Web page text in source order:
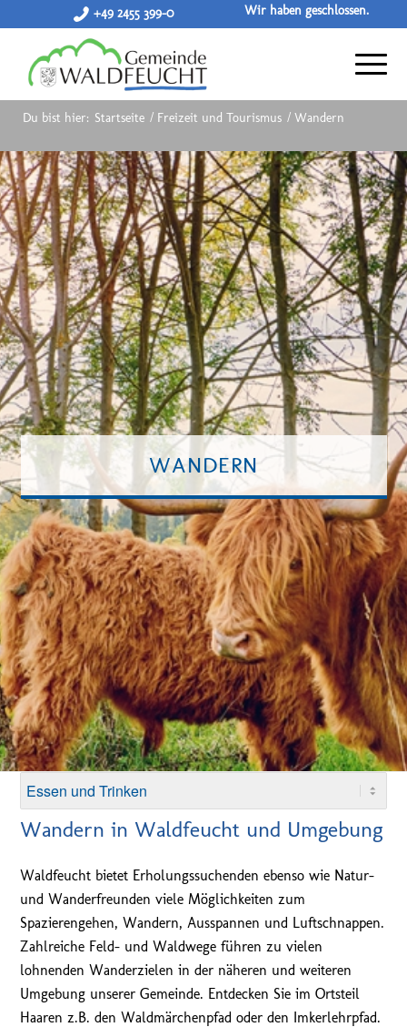
+49 2455 399-0 Wir haben geschlossen.
Du bist hier: Startseite / Freizeit und Tourismus / Wandern
WANDERN
Wandern in Waldfeucht und Umgebung
Waldfeucht bietet Erholungssuchenden ebenso wie Natur-
und Wanderfreunden viele Möglichkeiten zum
Spazierengehen, Wandern, Ausspannen und Luftschnappen.
Zahlreiche Feld- und Waldwege führen zu vielen
lohnenden Wanderzielen in der näheren und weiteren
Umgebung unserer Gemeinde. Entdecken Sie im Ortsteil
Haaren z.B. den Waldmärchenpfad oder den Imkerlehrpfad.